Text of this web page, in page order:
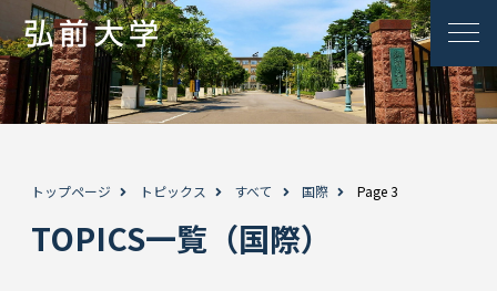
トップページ トピックス すべて 国際 Page 3
TOPICS一覧（国際）